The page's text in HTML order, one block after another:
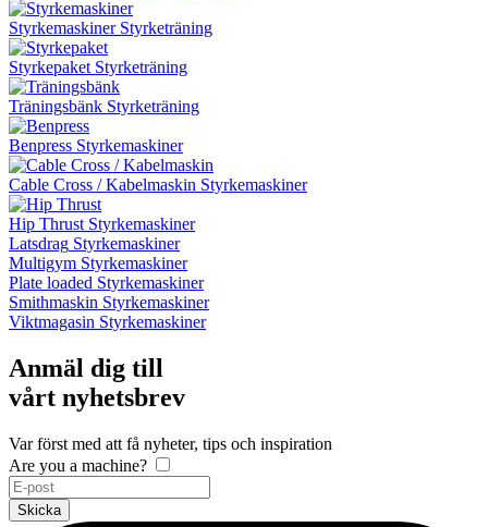
Styrkemaskiner Styrketräning
Styrkepaket Styrketräning
Träningsbänk Styrketräning
Benpress Styrkemaskiner
Cable Cross / Kabelmaskin Styrkemaskiner
Hip Thrust Styrkemaskiner
Latsdrag Styrkemaskiner
Multigym Styrkemaskiner
Plate loaded Styrkemaskiner
Smithmaskin Styrkemaskiner
Viktmagasin Styrkemaskiner
Anmäl dig till
vårt nyhetsbrev
Var först med att få nyheter, tips och inspiration
Are you a machine?
Skicka